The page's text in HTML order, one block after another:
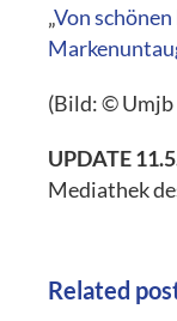
„Von
(Bild: © Umjb
UPDATE
Mediathek
Related